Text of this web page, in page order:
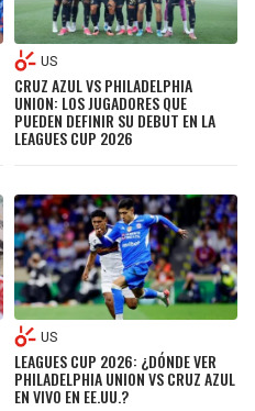
US
CRUZ AZUL VS PHILADELPHIA
UNION: LOS JUGADORES QUE
PUEDEN DEFINIR SU DEBUT EN LA
LEAGUES CUP 2026
US
LEAGUES CUP 2026: ¿DÓNDE VER
PHILADELPHIA UNION VS CRUZ AZUL
EN VIVO EN EE.UU.?